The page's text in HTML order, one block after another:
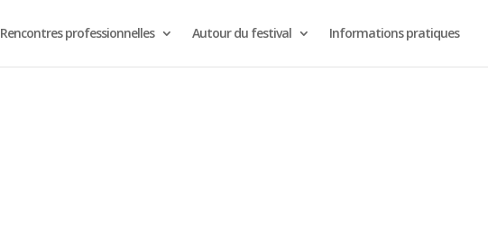
Rencontres professionnelles Autour du festival Informations pratiques